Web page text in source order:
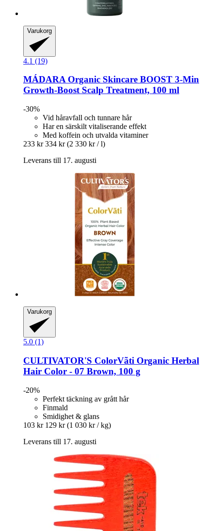
Varukorg
4.1 (19)
MÁDARA Organic Skincare BOOST 3-​Min
Growth-​Boost Scalp Treatment, 100 ml
-30%
Vid håravfall och tunnare hår
Har en särskilt vitaliserande effekt
Med koffein och utvalda vitaminer
233 kr 334 kr (2 330 kr / l)
Leverans till 17. augusti
Varukorg
5.0 (1)
CULTIVATOR'S ColorVãti Organic Herbal
Hair Color -​ 07 Brown, 100 g
-20%
Perfekt täckning av grått hår
Finmald
Smidighet & glans
103 kr 129 kr (1 030 kr / kg)
Leverans till 17. augusti